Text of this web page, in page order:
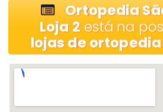
Ortopedia
Loja 2 está na
lojas de ortopedia